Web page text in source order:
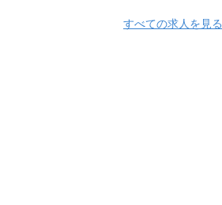
すべての求人を見る